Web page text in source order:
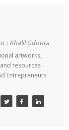
: Khalil Gdoura
artworks,
resources
Entrepreneurs